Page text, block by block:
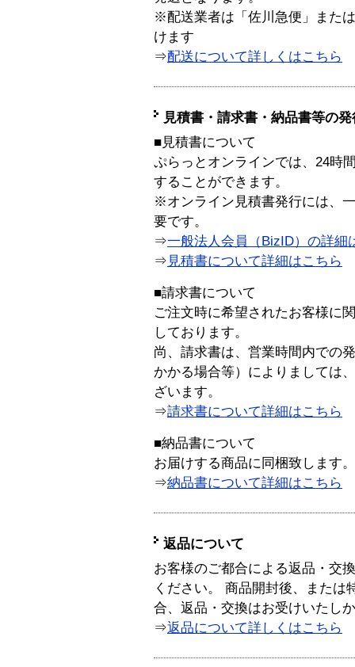
※配送業者は「佐川急便」また
けます
⇒配送について詳しくはこちら
見積書・請求書・納品書等の
■見積書について
ぷらっとオンラインでは、24時
することができます。
※オンライン見積書発行には、
要です。
⇒一般法人会員（BizID）の詳細
⇒ 見積書について詳細はこちら
■請求書について
ご注文時に希望されたお客様に
しております。
尚、請求書は、営業時間内での
かかる場合等）によりましては
ざいます。
⇒請求書について詳細はこちら
■納品書について
お届けする商品に同梱致します。
⇒納品書について詳細はこちら
返品について
お客様のご都合による返品・交
ください。 商品開封後、または
合、返品・交換はお受けいたし
⇒返品について詳しくはこちら